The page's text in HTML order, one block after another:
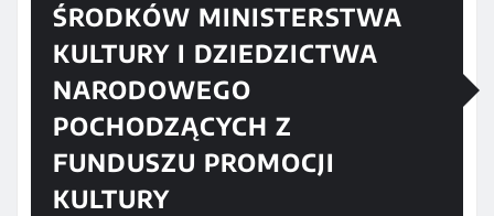
ŚRODKÓW MINISTERSTWA
KULTURY I DZIEDZICTWA
NARODOWEGO
POCHODZĄCYCH Z
FUNDUSZU PROMOCJI
KULTURY